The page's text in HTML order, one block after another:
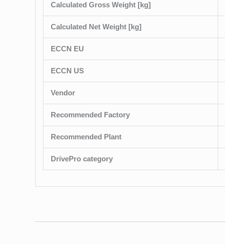
Calculated Gross Weight [kg]
Calculated Net Weight [kg]
ECCN EU
ECCN US
Vendor
Recommended Factory
Recommended Plant
DrivePro category